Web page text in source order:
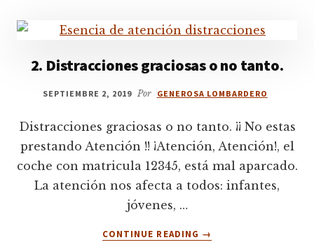
2. Distracciones graciosas o no tanto.
SEPTIEMBRE 2, 2019 Por GENEROSA LOMBARDERO
Distracciones graciosas o no tanto. ¡¡ No estas
prestando Atención !! ¡Atención, Atención!, el
coche con matricula 12345, está mal aparcado.
La atención nos afecta a todos: infantes,
jóvenes, …
CONTINUE READING
ACERCA
→